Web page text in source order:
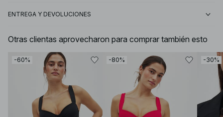
ENTREGA Y DEVOLUCIONES
Otras clientas aprovecharon para comprar también esto
-60% -80% -30%